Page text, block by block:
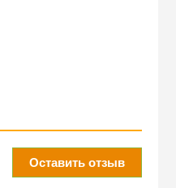
Оставить отзыв